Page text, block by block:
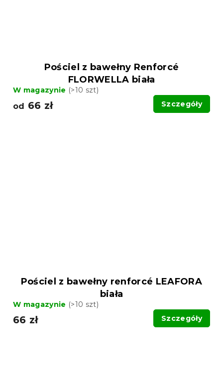
Pościel z bawełny Renforcé
FLORWELLA biała
W magazynie (>10 szt)
od 66 zł Szczegóły
Pościel z bawełny renforcé LEAFORA
biała
W magazynie (>10 szt)
66 zł Szczegóły